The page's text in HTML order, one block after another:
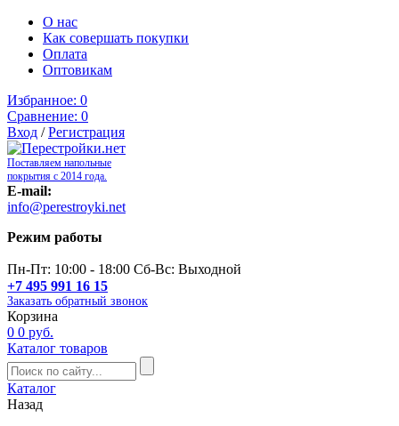
О нас
Как совершать покупки
Оплата
Оптовикам
Избранное: 0
Сравнение: 0
Вход /Регистрация
Поставляем напольные
покрытия с 2014 года.
E-mail:
info@perestroyki.net
Режим работы
Пн-Пт: 10:00 - 18:00 Сб-Вс: Выходной
+7 495 991 16 15
Заказать обратный звонок
Корзина
0 0 руб.
Каталог товаров
Каталог
Назад